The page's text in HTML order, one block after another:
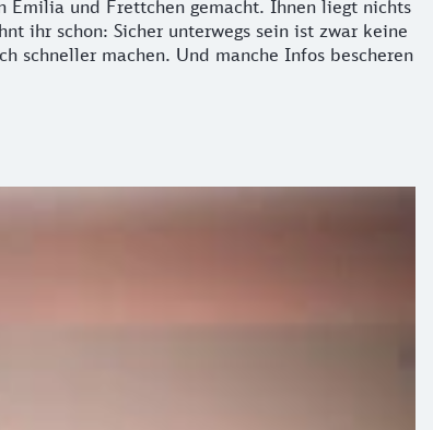
Emilia und Frettchen gemacht. Ihnen liegt nichts
ihr schon: Sicher unterwegs sein ist zwar keine
schneller machen. Und manche Infos bescheren